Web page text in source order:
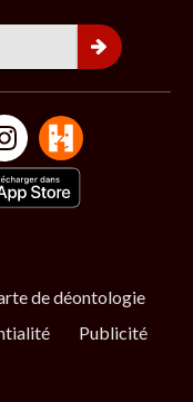
de déontologie
Publicité